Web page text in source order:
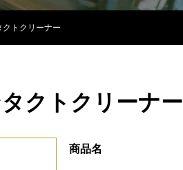
トクリーナー
クトクリーナー
商品名